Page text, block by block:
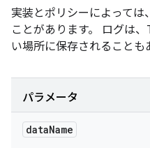
実装とポリシーによっては
ことがあります。 ログは
い場所に保存されることも
パラメータ
dataName